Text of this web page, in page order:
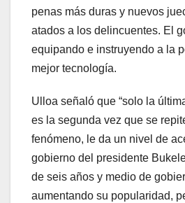
penas más duras y nuevos
atados a los delincuentes. El
equipando e instruyendo a la
mejor tecnología.
Ulloa señaló que “solo la
es la segunda vez que se
fenómeno, le da un nivel de
gobierno del presidente
de seis años y medio de
aumentando su popularidad,